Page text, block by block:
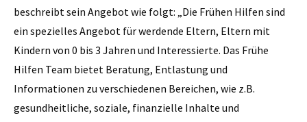
beschreibt sein Angebot wie folgt: „Die Frühen Hilfen sind
ein spezielles Angebot für werdende Eltern, Eltern mit
Kindern von 0 bis 3 Jahren und Interessierte. Das Frühe
Hilfen Team bietet Beratung, Entlastung und
Informationen zu verschiedenen Bereichen, wie z.B.
gesundheitliche, soziale, finanzielle Inhalte und